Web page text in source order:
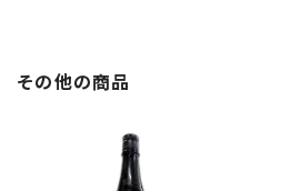
その他の商品